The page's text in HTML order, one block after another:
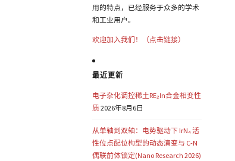
用的特点，已经服务于众多的学术
和工业用户。
欢迎加入我们！（点击链接）
最近更新
电子杂化调控稀土RE₂In合金相变性
质2026年8月6日
从单轴到双轴：电势驱动下 IrN₄ 活
性位点配位构型的动态演变与 C-N
偶联前体锁定(Nano Research 2026)